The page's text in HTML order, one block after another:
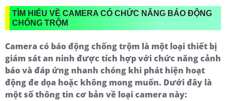
TÌM HIỂU VỀ CAMERA CÓ CHỨC NĂNG BÁO ĐỘNG
CHỐNG TRỘM
Camera có báo động chống trộm là một loại thiết bị
giám sát an ninh được tích hợp với chức năng cảnh
báo và đáp ứng nhanh chóng khi phát hiện hoạt
động đe dọa hoặc không mong muốn. Dưới đây là
một số thông tin cơ bản về loại camera này: